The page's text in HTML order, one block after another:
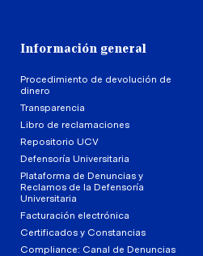
Información general
Procedimiento de devolución de
dinero
Transparencia
Libro de reclamaciones
Repositorio UCV
Defensoría Universitaria
Plataforma de Denuncias y
Reclamos de la Defensoría
Universitaria
Facturación electrónica
Certificados y Constancias
Compliance: Canal de Denuncias